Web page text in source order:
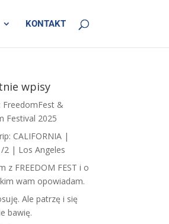
KONTAKT
wpisy
FreedomFest &
Festival 2025
CALIFORNIA |
2 | Los Angeles
z FREEDOM FEST i o
wam opowiadam.
Ale patrzę i się
bawię.